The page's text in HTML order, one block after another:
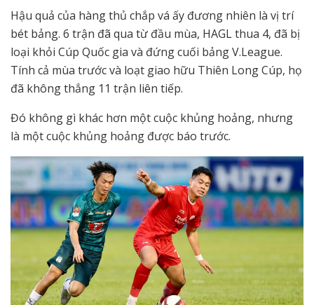
Hậu quả của hàng thủ chắp vá ấy đương nhiên là vị trí
bét bảng. 6 trận đã qua từ đầu mùa, HAGL thua 4, đã bị
loại khỏi Cúp Quốc gia và đứng cuối bảng V.League.
Tính cả mùa trước và loạt giao hữu Thiên Long Cúp, họ
đã không thắng 11 trận liên tiếp.
Đó không gì khác hơn một cuộc khủng hoảng, nhưng
là một cuộc khủng hoảng được báo trước.